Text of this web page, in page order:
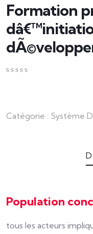
Formation
basé
Catégorie : Système
Population
tous les acteurs